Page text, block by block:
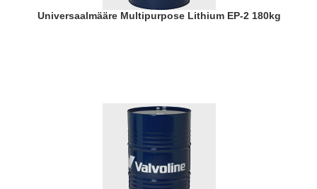
Universaalmääre Multipurpose Lithium EP-2 180kg